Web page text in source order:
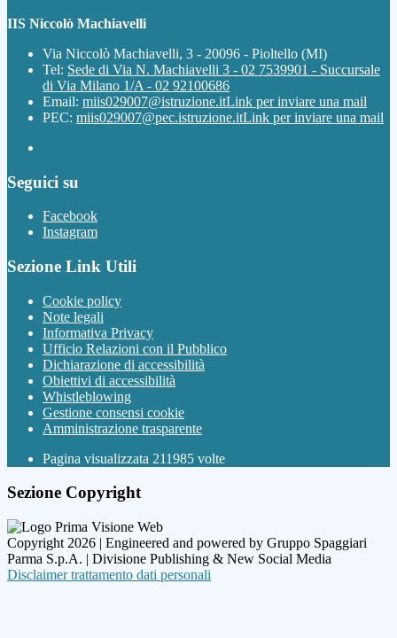
IIS Niccolò Machiavelli
Via Niccolò Machiavelli, 3 - 20096 - Pioltello (MI)
Tel: Sede di Via N. Machiavelli 3 - 02 7539901 - Succursale
di Via Milano 1/A - 02 92100686
Email: miis029007@istruzione.itLink per inviare una mail
PEC: miis029007@pec.istruzione.itLink per inviare una mail
Seguici su
Facebook
Instagram
Sezione Link Utili
Cookie policy
Note legali
Informativa Privacy
Ufficio Relazioni con il Pubblico
Dichiarazione di accessibilità
Obiettivi di accessibilità
Whistleblowing
Gestione consensi cookie
Amministrazione trasparente
Pagina visualizzata 211985 volte
Sezione Copyright
Copyright 2026 | Engineered and powered by Gruppo Spaggiari
Parma S.p.A. | Divisione Publishing & New Social Media
Disclaimer trattamento dati personali